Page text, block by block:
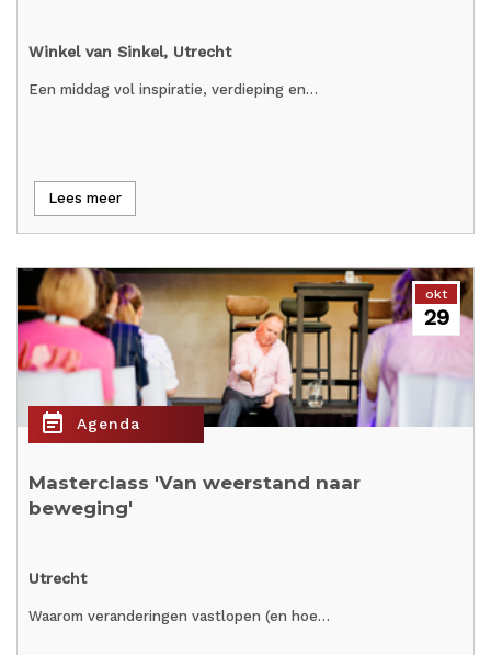
Winkel van Sinkel, Utrecht
Een middag vol inspiratie, verdieping en…
Lees meer
okt
29
event_note Agenda
Masterclass 'Van weerstand naar
beweging'
Utrecht
Waarom veranderingen vastlopen (en hoe…